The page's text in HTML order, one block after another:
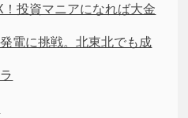
投資マニアになれば大金
電に挑戦。北東北でも成